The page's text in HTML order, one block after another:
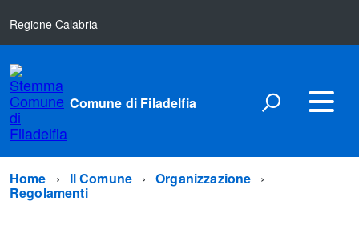
Regione Calabria
Comune di Filadelfia
Home Il Comune Organizzazione
Regolamenti